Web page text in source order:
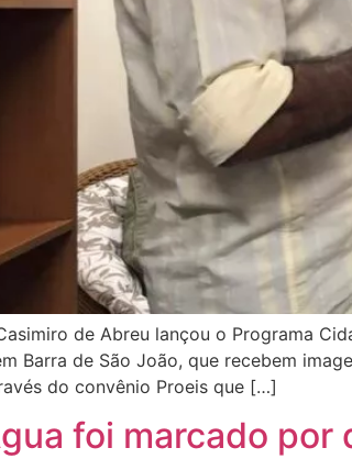
de Abreu lançou o Programa
Barra de São João, que recebem
do convênio Proeis que […]
foi marcado